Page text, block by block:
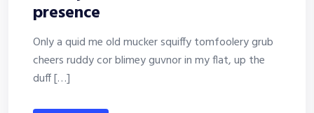
presence
Only a quid me old mucker squiffy tomfoolery grub
cheers ruddy cor blimey guvnor in my flat, up the
duff […]